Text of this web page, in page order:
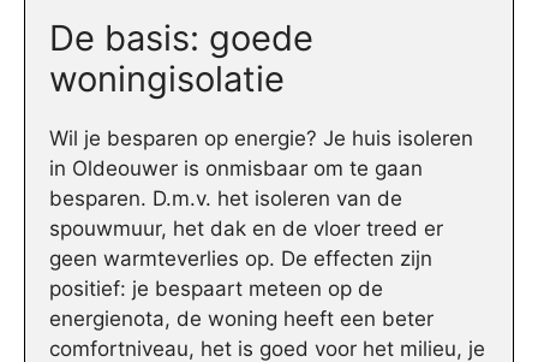
De basis: goede
woningisolatie
Wil je besparen op energie? Je huis isoleren
in Oldeouwer is onmisbaar om te gaan
besparen. D.m.v. het isoleren van de
spouwmuur, het dak en de vloer treed er
geen warmteverlies op. De effecten zijn
positief: je bespaart meteen op de
energienota, de woning heeft een beter
comfortniveau, het is goed voor het milieu, je